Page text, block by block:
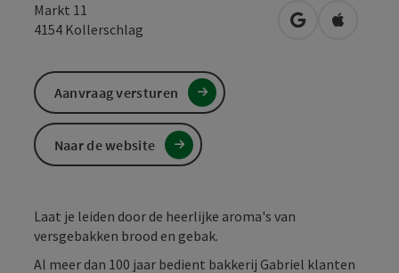
Markt 11
4154 Kollerschlag Openen inOpenen
Laat je leiden door de heerlijke aroma's van
versgebakken brood en gebak.
Al meer dan 100 jaar bedient bakkerij Gabriel klanten
Aanvraag versturen
Naar de website